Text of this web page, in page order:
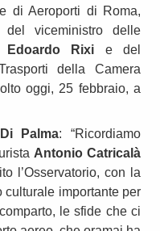
di Aeroporti di Roma,
viceministro delle
Edoardo Rixi e del
della Camera
oggi, 25 febbraio, a
Palma: “Ricordiamo
Antonio Catricalà
l’Osservatorio, con la
culturale importante per
le sfide che ci